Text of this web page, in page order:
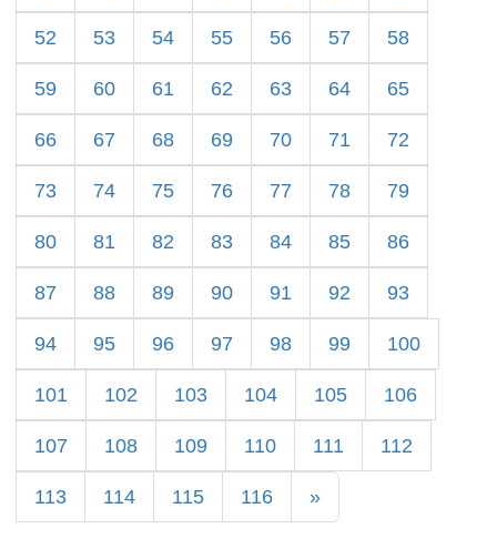
52 53 54 55 56 57 58
59 60 61 62 63 64 65
66 67 68 69 70 71 72
73 74 75 76 77 78 79
80 81 82 83 84 85 86
87 88 89 90 91 92 93
94 95 96 97 98 99 100
101 102 103 104 105 106
107 108 109 110 111 112
113 114 115 116 »